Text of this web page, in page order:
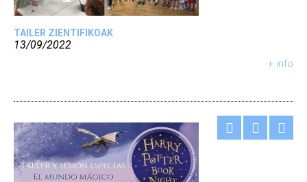
TAILER ZIENTIFIKOAK
13/09/2022
+ info